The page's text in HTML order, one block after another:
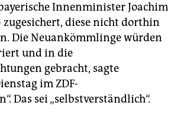
Innenminister Joachim
zugesichert, diese nicht dorthin
Die Neuankömmlinge würden
und in die
gebracht, sagte
im ZDF-
Das sei „selbstverständlich“.